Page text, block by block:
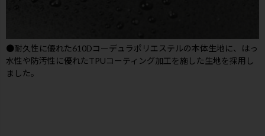
●耐久性に優れた610Dコーデュラポリエステルの本体生地に、はっ
水性や防汚性に優れたTPUコーティング加工を施した生地を採用し
ました。